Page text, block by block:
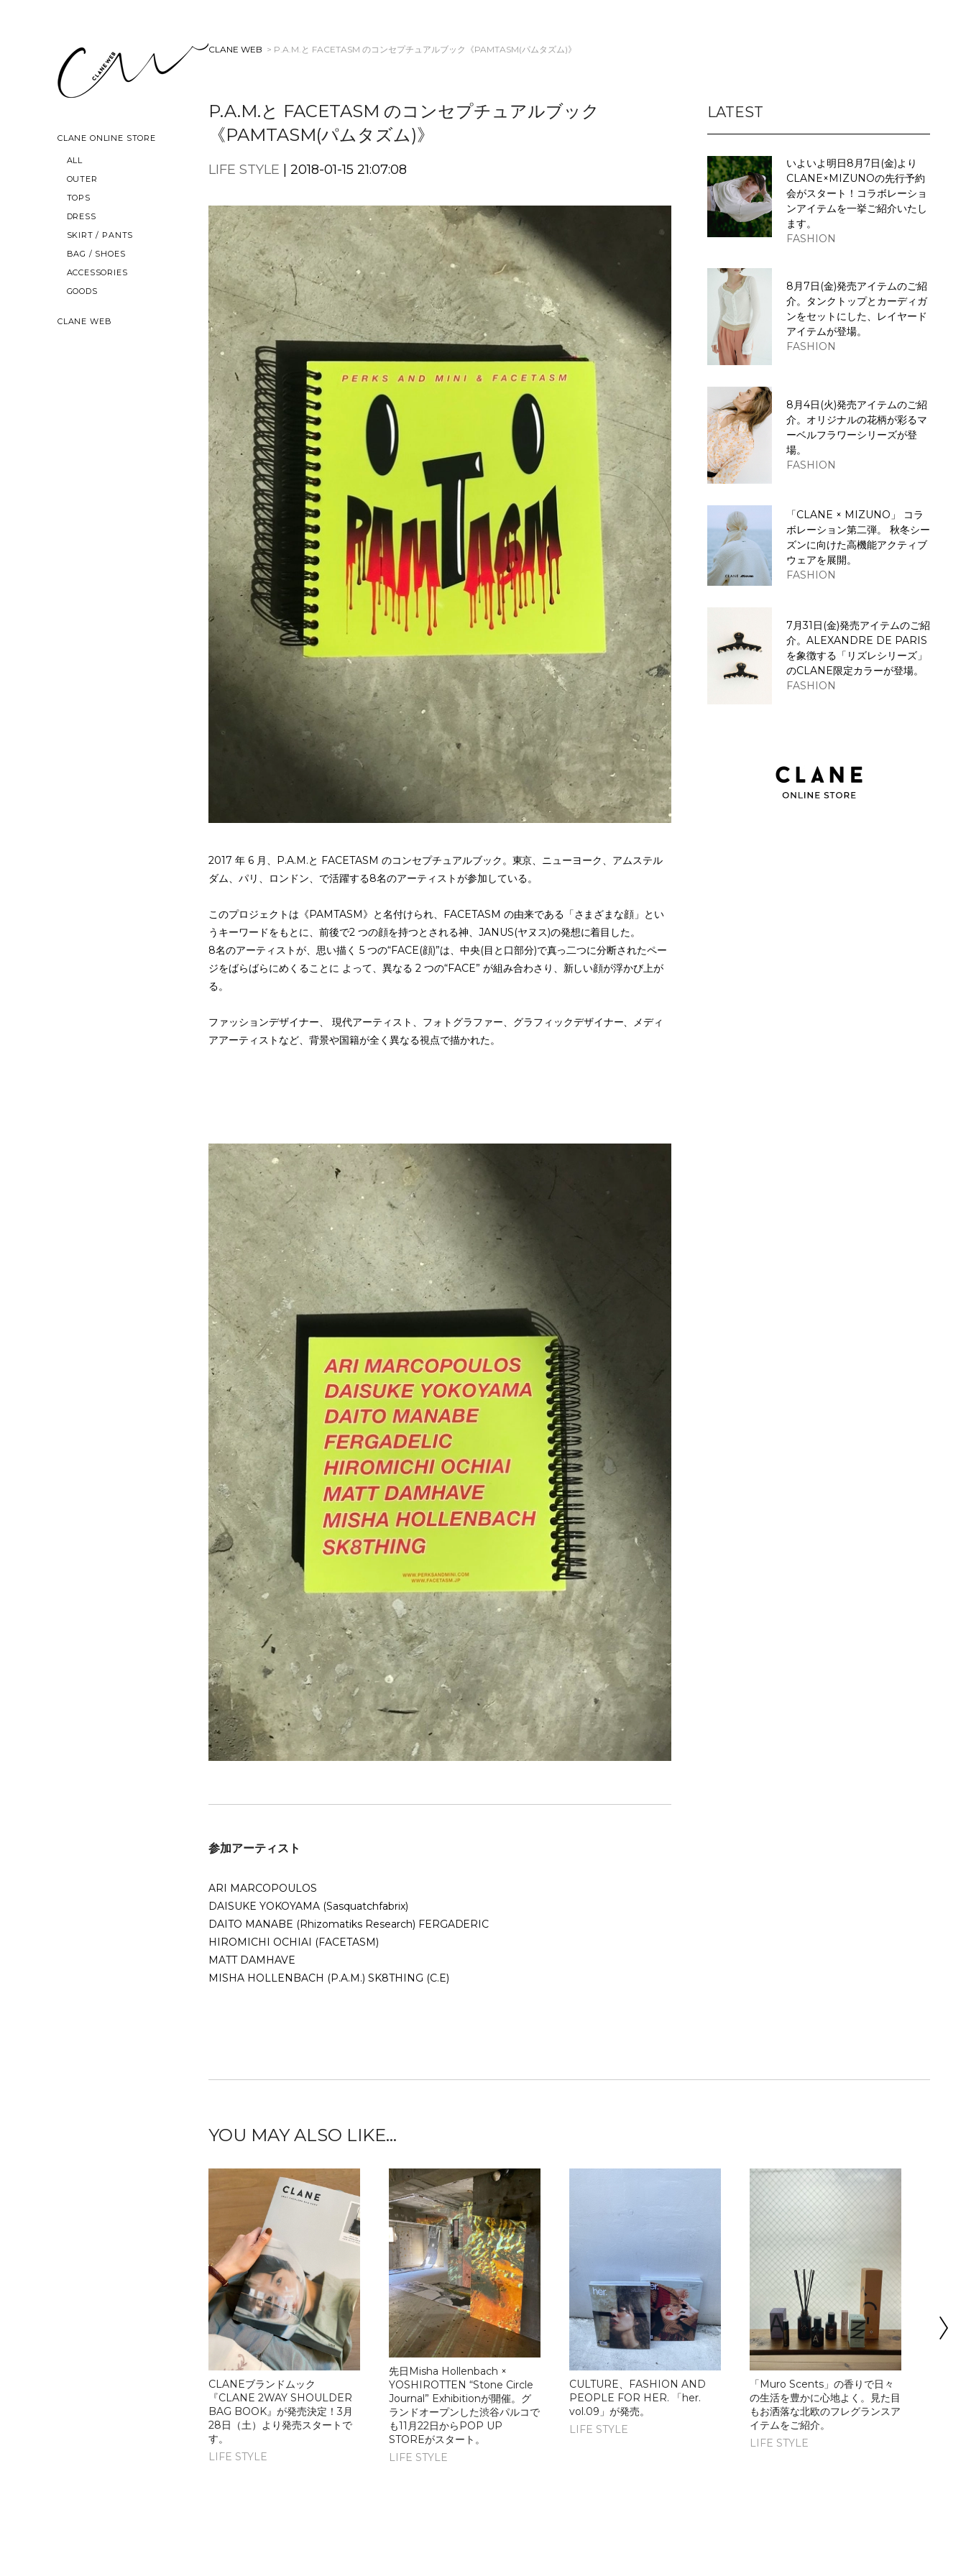
CLANE ONLINE STORE
ALL
OUTER
TOPS
DRESS
SKIRT / PANTS
BAG / SHOES
ACCESSORIES
GOODS
CLANE WEB
CLANE WEB > P.A.M.と FACETASM のコンセプチュアルブック《PAMTASM(パムタズム)》
P.A.M.と FACETASM のコンセプチュアルブック
《PAMTASM(パムタズム)》
LIFE STYLE | 2018-01-15 21:07:08
2017 年 6 月、P.A.M.と FACETASM のコンセプチュアルブック。東京、ニューヨーク、アムステル
ダム、パリ、ロンドン、で活躍する8名のアーティストが参加している。
このプロジェクトは《PAMTASM》と名付けられ、FACETASM の由来である「さまざまな顔」とい
うキーワードをもとに、前後で2 つの顔を持つとされる神、JANUS(ヤヌス)の発想に着目した。
8名のアーティストが、思い描く 5 つの“FACE(顔)”は、中央(目と口部分)で真っ二つに分断されたペー
ジをばらばらにめくることに よって、異なる 2 つの“FACE” が組み合わさり、新しい顔が浮かび上が
る。
ファッションデザイナー、 現代アーティスト、フォトグラファー、グラフィックデザイナー、メディ
アアーティストなど、背景や国籍が全く異なる視点で描かれた。
参加アーティスト
ARI MARCOPOULOS
DAISUKE YOKOYAMA (Sasquatchfabrix)
DAITO MANABE (Rhizomatiks Research) FERGADERIC
HIROMICHI OCHIAI (FACETASM)
MATT DAMHAVE
MISHA HOLLENBACH (P.A.M.) SK8THING (C.E)
LATEST
いよいよ明日8月7日(金)より
CLANE×MIZUNOの先行予約
会がスタート！コラボレーショ
ンアイテムを一挙ご紹介いたし
ます。
FASHION
8月7日(金)発売アイテムのご紹
介。タンクトップとカーディガ
ンをセットにした、レイヤード
アイテムが登場。
FASHION
8月4日(火)発売アイテムのご紹
介。オリジナルの花柄が彩るマ
ーベルフラワーシリーズが登
場。
FASHION
「CLANE × MIZUNO」 コラ
ボレーション第二弾。 秋冬シー
ズンに向けた高機能アクティブ
ウェアを展開。
FASHION
7月31日(金)発売アイテムのご紹
介。ALEXANDRE DE PARIS
を象徴する「リズレシリーズ」
のCLANE限定カラーが登場。
FASHION
YOU MAY ALSO LIKE...
CLANEブランドムック
『CLANE 2WAY SHOULDER
BAG BOOK』が発売決定！3月
28日（土）より発売スタートで
す。
LIFE STYLE
先日Misha Hollenbach ×
YOSHIROTTEN “Stone Circle
Journal” Exhibitionが開催。グ
ランドオープンした渋谷パルコで
も11月22日からPOP UP
STOREがスタート。
LIFE STYLE
CULTURE、FASHION AND
PEOPLE FOR HER. 「her.
vol.09」が発売。
LIFE STYLE
「Muro Scents」の香りで日々
の生活を豊かに心地よく。見た目
もお洒落な北欧のフレグランスア
イテムをご紹介。
LIFE STYLE